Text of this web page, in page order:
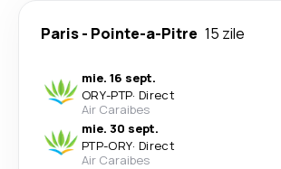
Paris- Pointe-a-Pitre 15 zile
mie. 16 sept.
ORY-PTP· Direct
Air Caraibes
mie. 30 sept.
PTP-ORY· Direct
Air Caraibes